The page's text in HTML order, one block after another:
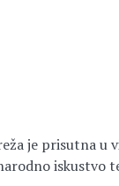
je prisutna u
iskustvo